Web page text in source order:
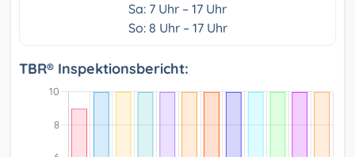
Sa: 7 Uhr – 17 Uhr
So: 8 Uhr – 17 Uhr
TBR® Inspektionsbericht: